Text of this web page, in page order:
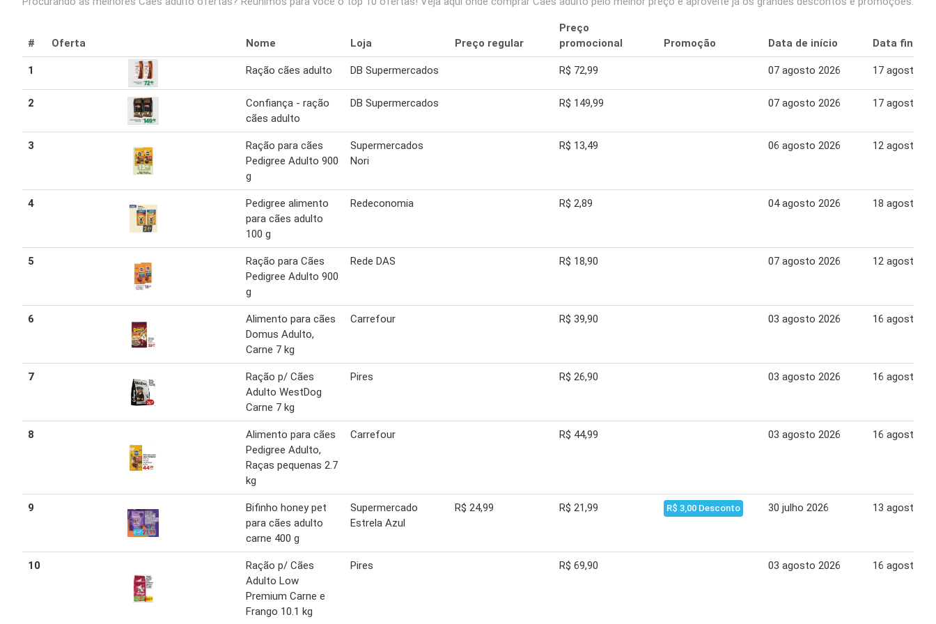
# Oferta Nome Loja Preço regular
Preço
promocional
Promoção Data de início Data final
1 Ração cães adulto DB Supermercados R$ 72,99 07 agosto 2026 17 agosto
2
Confiança - ração
cães adulto
DB Supermercados R$ 149,99 07 agosto 2026 17 agosto
3
Ração para cães
Pedigree Adulto 900
g
Supermercados
Nori
R$ 13,49 06 agosto 2026 12 agosto
4
Pedigree alimento
para cães adulto
100 g
Redeconomia R$ 2,89 04 agosto 2026 18 agosto
5
Ração para Cães
Pedigree Adulto 900
g
Rede DAS R$ 18,90 07 agosto 2026 12 agosto
6
Alimento para cães
Domus Adulto,
Carne 7 kg
Carrefour R$ 39,90 03 agosto 2026 16 agosto
7
Ração p/ Cães
Adulto WestDog
Carne 7 kg
Pires R$ 26,90 03 agosto 2026 16 agosto
8
Alimento para cães
Pedigree Adulto,
Raças pequenas 2.7
kg
Carrefour R$ 44,99 03 agosto 2026 16 agosto
9
Bifinho honey pet
para cães adulto
carne 400 g
Supermercado
Estrela Azul
R$ 24,99 R$ 21,99 R$ 3,00 Desconto 30 julho 2026 13 agosto
10
Ração p/ Cães
Adulto Low
Premium Carne e
Frango 10.1 kg
Pires R$ 69,90 03 agosto 2026 16 agosto